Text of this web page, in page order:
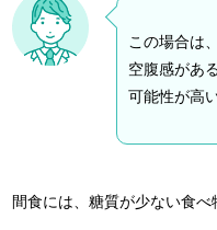
この場合は、
空腹感があ
可能性が高
間食には、糖質が少ない食べ